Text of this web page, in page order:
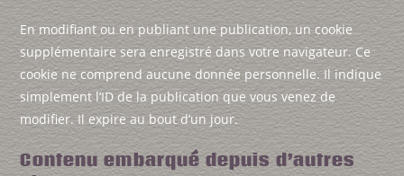
En modifiant ou en publiant une publication, un cookie
supplémentaire sera enregistré dans votre navigateur. Ce
cookie ne comprend aucune donnée personnelle. Il indique
simplement l’ID de la publication que vous venez de
modifier. Il expire au bout d’un jour.
Contenu embarqué depuis d’autres